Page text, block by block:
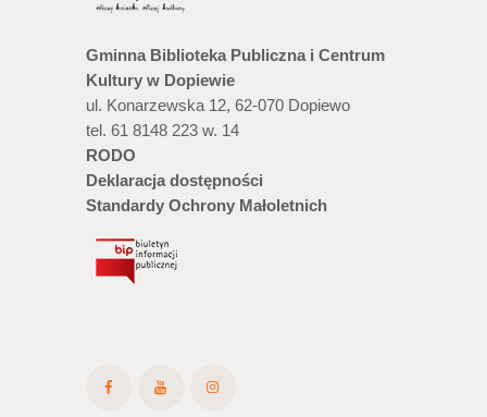
Gminna Biblioteka Publiczna i Centrum
Kultury w Dopiewie
ul. Konarzewska 12, 62-070 Dopiewo
tel. 61 8148 223 w. 14
RODO
Deklaracja dostępności
Standardy Ochrony Małoletnich